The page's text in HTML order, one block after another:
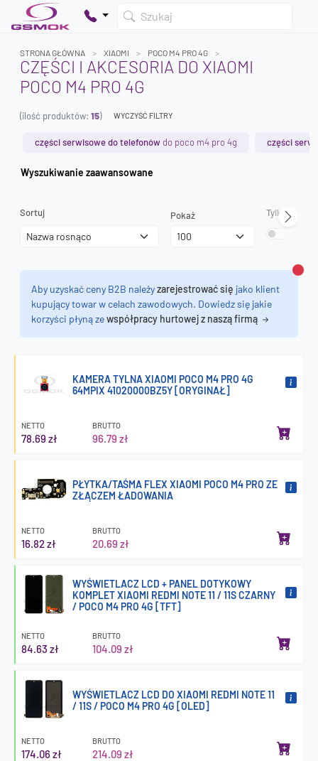
Szukaj
Dodaj produkty, aby kontynuować.
STRONA GŁÓWNA XIAOMI POCO M4 PRO 4G
CZĘŚCI I AKCESORIA DO XIAOMI
POCO M4 PRO 4G
(ilość produktów: 15) WYCZYŚĆ FILTRY
części serwisowe do telefonów do poco m4 pro 4g części
Wyszukiwanie zaawansowane
Sortuj Pokaż Tylko
Aby uzyskać ceny B2B należyzarejestrować się jako klient
kupujący towar w celach zawodowych. Dowiedz się jakie
korzyści płyną zewspółpracy hurtowej z naszą firmą
KAMERA TYLNA XIAOMI POCO M4 PRO 4G
64MPIX 41020000BZ5Y [ORYGINAŁ]
NETTO
78.69 zł
BRUTTO
96.79 zł
PŁYTKA/TAŚMA FLEX XIAOMI POCO M4 PRO ZE
ZŁĄCZEM ŁADOWANIA
NETTO
16.82 zł
BRUTTO
20.69 zł
WYŚWIETLACZ LCD + PANEL DOTYKOWY
KOMPLET XIAOMI REDMI NOTE 11 / 11S CZARNY
/ POCO M4 PRO 4G [TFT]
NETTO
84.63 zł
BRUTTO
104.09 zł
WYŚWIETLACZ LCD DO XIAOMI REDMI NOTE 11
/ 11S / POCO M4 PRO 4G [OLED]
NETTO
174.06 zł
BRUTTO
214.09 zł